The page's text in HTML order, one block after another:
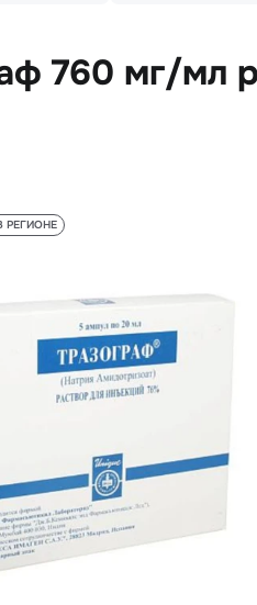
760 мг/мл
РЕГИОНЕ